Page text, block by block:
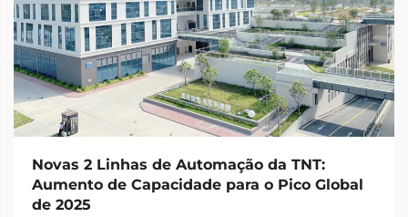
Novas 2 Linhas de Automação da TNT:
Aumento de Capacidade para o Pico Global
de 2025